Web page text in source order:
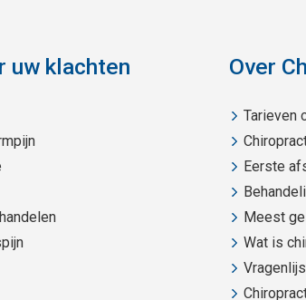
uw klachten Over
Tarieven
Eerste
Meest
Wat is